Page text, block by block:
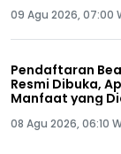
09 Agu 2026, 07:00
Pendaftaran
Resmi Dibuka,
Manfaat yang
08 Agu 2026, 06:10